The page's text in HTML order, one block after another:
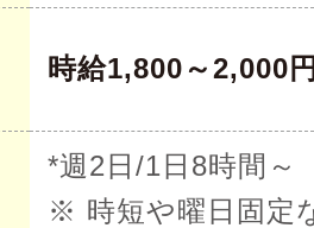
時給1,800～2,000
*週2日/1日8時間
※ 時短や曜日固定